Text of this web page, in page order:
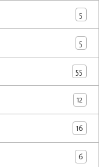
5
5
55
12
16
6